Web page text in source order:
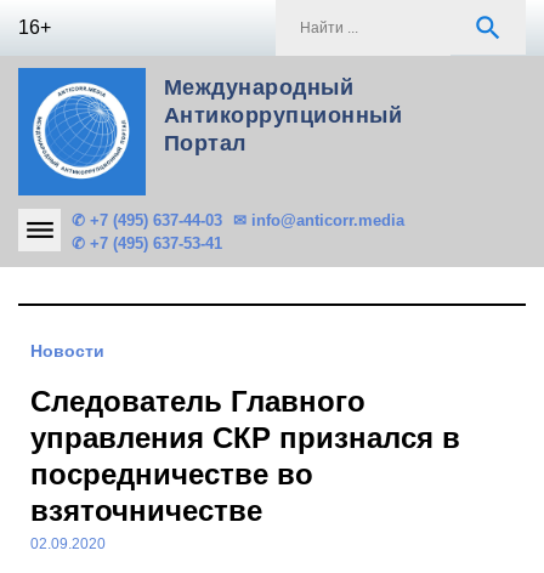
16+ search
Международный
Антикоррупционный
Портал
✆ +7 (495) 637-44-03
✆ +7 (495) 637-53-41
✉ info@anticorr.media
Новости
Следователь Главного
управления СКР признался в
посредничестве во
взяточничестве
02.09.2020